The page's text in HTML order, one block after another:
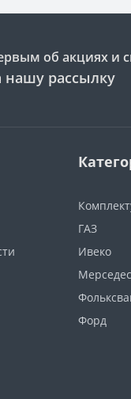
об акциях и
рассылку
ГАЗ
Ивеко
Форд